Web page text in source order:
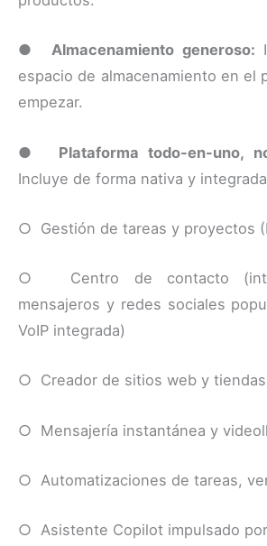
●Almacenamiento generoso:
espacio de almacenamiento en el
empezar.
● Plataforma todo-en-uno,
Incluye de forma nativa y
○ Gestión de tareas y proyectos
○ Centro de contacto
mensajeros y redes sociales
VoIP integrada)
○ Creador de sitios web y
○ Mensajería instantánea y
○ Automatizaciones de tareas,
○ Asistente Copilot impulsado